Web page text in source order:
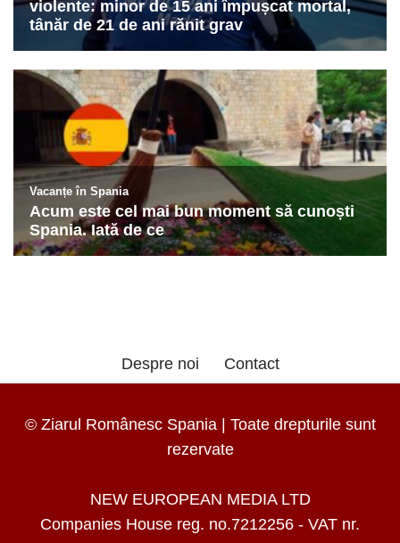
Despre noi Contact
© Ziarul Românesc Spania | Toate drepturile sunt
rezervate
NEW EUROPEAN MEDIA LTD
Companies House reg. no.7212256 - VAT nr.